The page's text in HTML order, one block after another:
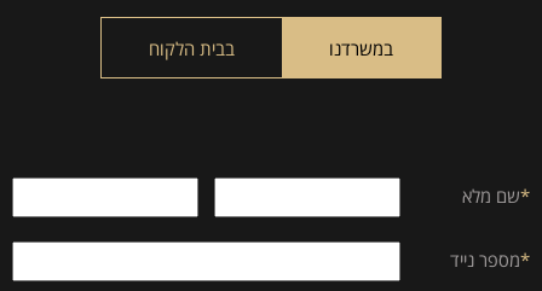
במשרדנו בבית הלקוח
*שם מלא
*מספר נייד